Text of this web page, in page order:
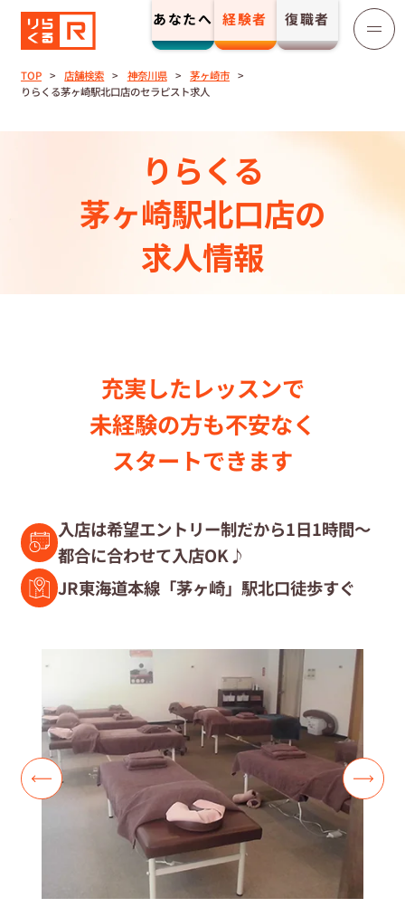
あなたへ 経験者 復職者
りらくる
セラピスト募集
セラピストストーリー⼀覧
収⼊とサポート
トレーニングセンター一覧
セラピスト募集中の店舗検索
復職セラピスト募集
よくあるご質問
応募する
TOP 店舗検索 神奈川県
茅ヶ崎市
りらくる茅ヶ崎駅北口店のセラピスト求人
りらくる
茅ヶ崎駅北口店の
求人情報
充実したレッスンで
未経験の⽅も不安なく
スタートできます
入店は希望エントリー制だから1日1時間～
都合に合わせて入店OK♪
JR東海道本線「茅ヶ崎」駅北口徒歩すぐ